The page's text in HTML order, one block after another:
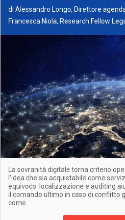
di Alessandro Longo, Direttore
Francesca Niola, Research Fellow
La sovranità digitale torna criterio
l’idea che sia acquistabile come
equivoco: localizzazione e auditing
il comando ultimo in caso di conflitto
come